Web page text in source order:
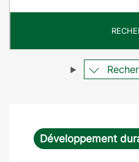
ê
e
Développement